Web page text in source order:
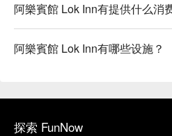
阿樂賓館 Lok Inn有提供什么消
阿樂賓館 Lok Inn有哪些设施？
探索 FunNow